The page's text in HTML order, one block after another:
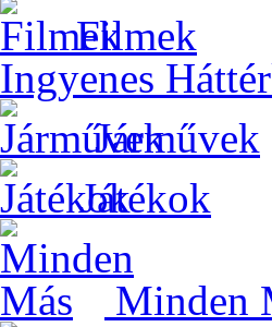
Filmek
Ingyenes
Járművek
Játékok
Minden